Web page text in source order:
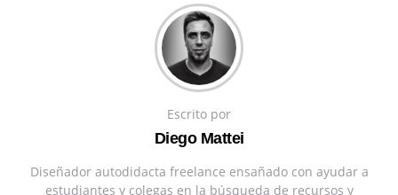
Escrito por
Diego Mattei
Diseñador autodidacta freelance ensañado con ayudar a
estudiantes y colegas en la búsqueda de recursos y